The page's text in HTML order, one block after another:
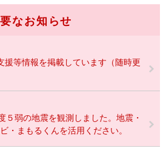
なお知らせ
援等情報を掲載しています（随時更
５弱の地震を観測しました。地震・
・まもるくんを活用ください。